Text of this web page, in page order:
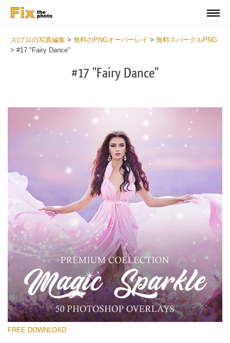
ス|プロの写真編集 > 無料のPNGオーバーレイ > 無料スパークルPNG
> #17 "Fairy Dance"
#17 "Fairy Dance"
選んでください
Free PNG Overlay #17
Small 800*533px
Magic Sparkle
(216 Overlays)
FREE DOWNLOAD